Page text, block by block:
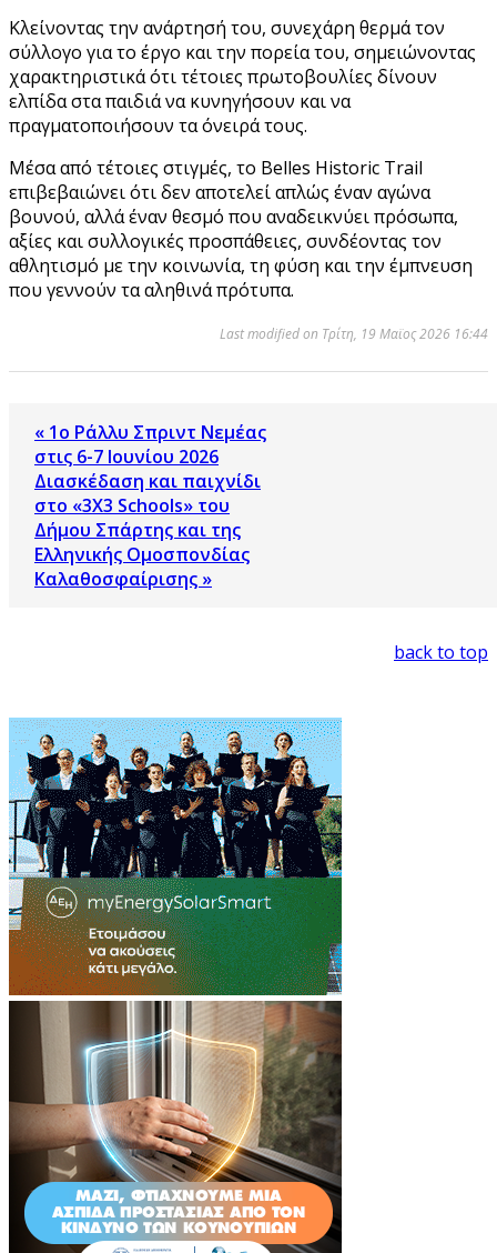
Κλείνοντας την ανάρτησή του, συνεχάρη θερμά τον
σύλλογο για το έργο και την πορεία του, σημειώνοντας
χαρακτηριστικά ότι τέτοιες πρωτοβουλίες δίνουν
ελπίδα στα παιδιά να κυνηγήσουν και να
πραγματοποιήσουν τα όνειρά τους.
Μέσα από τέτοιες στιγμές, το Belles Historic Trail
επιβεβαιώνει ότι δεν αποτελεί απλώς έναν αγώνα
βουνού, αλλά έναν θεσμό που αναδεικνύει πρόσωπα,
αξίες και συλλογικές προσπάθειες, συνδέοντας τον
αθλητισμό με την κοινωνία, τη φύση και την έμπνευση
που γεννούν τα αληθινά πρότυπα.
Last modified on Τρίτη, 19 Μαϊος 2026 16:44
« 1ο Ράλλυ Σπριντ Νεμέας
στις 6-7 Ιουνίου 2026
Διασκέδαση και παιχνίδι
στο «3X3 Schools» του
Δήμου Σπάρτης και της
Ελληνικής Ομοσπονδίας
Καλαθοσφαίρισης »
back to top